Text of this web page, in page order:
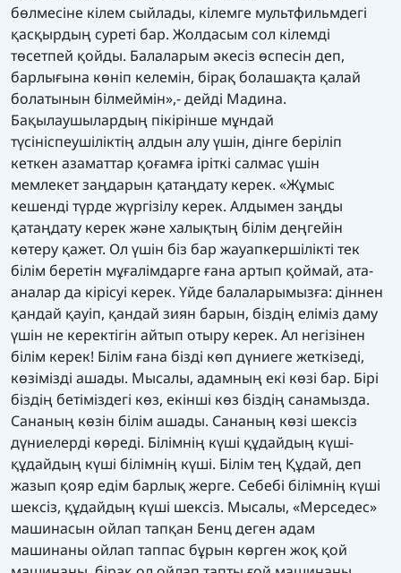
бөлмесіне кілем сыйлады, кілемге мультфильмдегі
қасқырдың суреті бар. Жолдасым сол кілемді
төсетпей қойды. Балаларым әкесіз өспесін деп,
барлығына көніп келемін, бірақ болашақта қалай
болатынын білмеймін»,- дейді Мадина.
Бақылаушылардың пікірінше мұндай
түсініспеушіліктің алдын алу үшін, дінге беріліп
кеткен азаматтар қоғамға іріткі салмас үшін
мемлекет заңдарын қатаңдату керек. «Жұмыс
кешенді түрде жүргізілу керек. Алдымен заңды
қатаңдату керек және халықтың білім деңгейін
көтеру қажет. Ол үшін біз бар жауапкершілікті тек
білім беретін мұғалімдарге ғана артып қоймай, ата-
аналар да кірісуі керек. Үйде балаларымызға: діннен
қандай қауіп, қандай зиян барын, біздің еліміз даму
үшін не керектігін айтып отыру керек. Ал негізінен
білім керек! Білім ғана бізді көп дүниеге жеткізеді,
көзімізді ашады. Мысалы, адамның екі көзі бар. Бірі
біздің бетіміздегі көз, екінші көз біздің санамызда.
Сананың көзін білім ашады. Сананың көзі шексіз
дүниелерді көреді. Білімнің күші құдайдың күші-
құдайдың күші білімнің күші. Білім тең Құдай, деп
жазып қояр едім барлық жерге. Себебі білімнің күші
шексіз, құдайдың күші шексіз. Мысалы, «Мерседес»
машинасын ойлап тапқан Бенц деген адам
машинаны ойлап таппас бұрын көрген жоқ қой